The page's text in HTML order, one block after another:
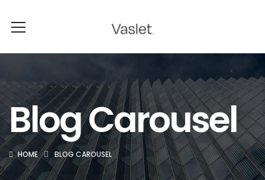
Blog Carousel
HOME BLOG CAROUSEL